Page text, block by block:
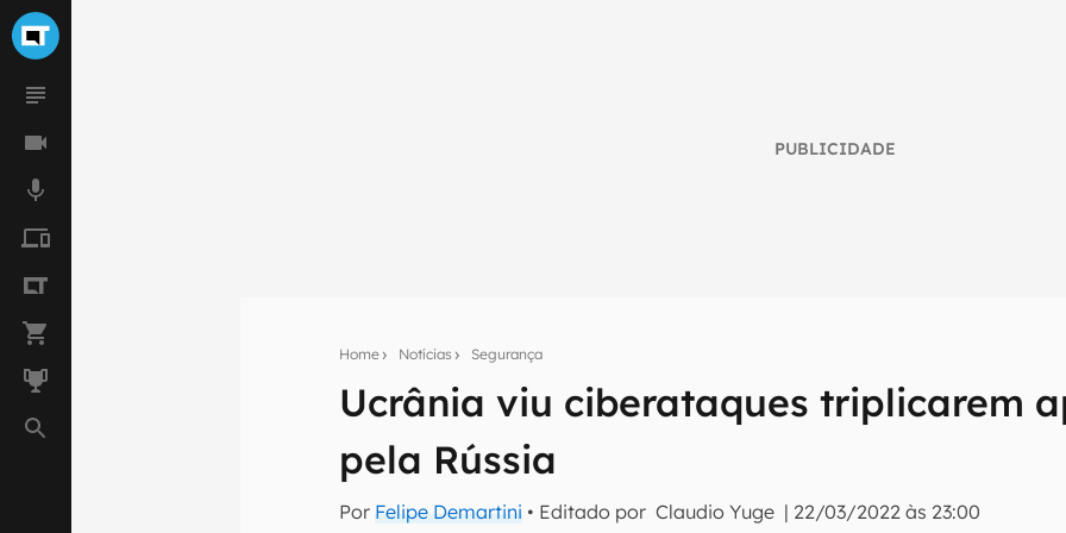
PUBLICIDADE
Home Notícias Segurança
Ucrânia viu ciberataques triplicarem
pela Rússia
Por Felipe Demartini • Editado por Claudio Yuge | 22/03/2022 às 23:00
Seu resumo inteligente do mundo tech!
Assine a newsletter do Canaltech e receba notícias e reviews sobre tecnologia
E-mail